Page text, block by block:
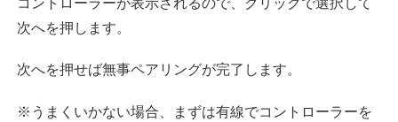
コントローラーが表示されるので、クリックで選択して
次へを押します。
次へを押せば無事ペアリングが完了します。
※うまくいかない場合、まずは有線でコントローラーを